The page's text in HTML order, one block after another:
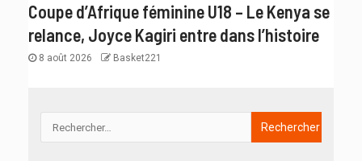
Coupe d’Afrique féminine U18 – Le Kenya se
relance, Joyce Kagiri entre dans l’histoire
8 août 2026 Basket221